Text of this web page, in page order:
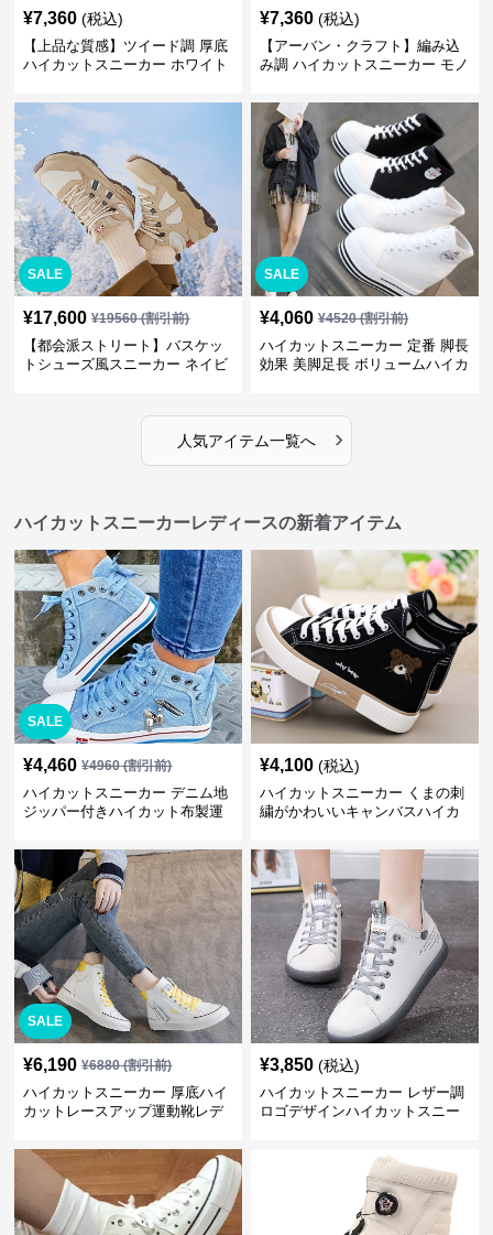
¥7,360 (税込)
【上品な質感】ツイード調 厚底
ハイカットスニーカー ホワイト
ビ クラシック
¥7,360 (税込)
【アーバン・クラフト】編み込
み調 ハイカットスニーカー モノ
トリート
SALE
¥17,600 ¥19560(割引前)
【都会派ストリート】バスケッ
トシューズ風スニーカー ネイビ
SALE
¥4,060 ¥4520(割引前)
ハイカットスニーカー 定番 脚長
効果 美脚足長 ボリュームハイカ
かわいい
人気アイテム一覧へ ›
ハイカットスニーカーレディースの新着アイテム
SALE
¥4,460 ¥4960(割引前)
ハイカットスニーカー デニム地
ジッパー付きハイカット布製運
¥4,100 (税込)
ハイカットスニーカー くまの刺
繍がかわいいキャンバスハイカ
SALE
¥6,190 ¥6880(割引前)
ハイカットスニーカー 厚底ハイ
カットレースアップ運動靴レデ
¥3,850 (税込)
ハイカットスニーカー レザー調
ロゴデザインハイカットスニー